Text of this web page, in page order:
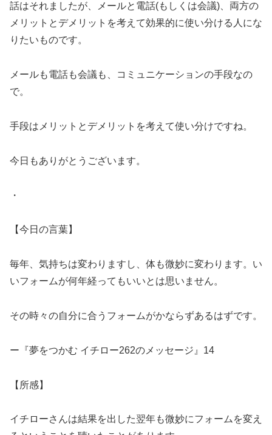
話はそれましたが、メールと電話(もしくは会議)、両方の
メリットとデメリットを考えて効果的に使い分ける人にな
りたいものです。
メールも電話も会議も、コミュニケーションの手段なの
で。
手段はメリットとデメリットを考えて使い分けですね。
今日もありがとうございます。
・
【今日の言葉】
毎年、気持ちは変わりますし、体も微妙に変わります。い
いフォームが何年経ってもいいとは思いません。
その時々の自分に合うフォームがかならずあるはずです。
ー『夢をつかむ イチロー262のメッセージ』14
【所感】
イチローさんは結果を出した翌年も微妙にフォームを変え